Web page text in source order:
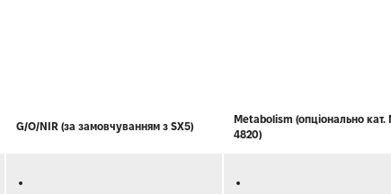
G/O/NIR (за замовчуванням з SX5)
Metabolism (опціонально кат.
4820)